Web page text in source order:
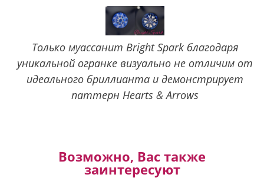
Только муассанит Bright Spark благодаря
уникальной огранке визуально не отличим от
идеального бриллианта и демонстрирует
паттерн Hearts & Arrows
Возможно, Вас также
заинтересуют